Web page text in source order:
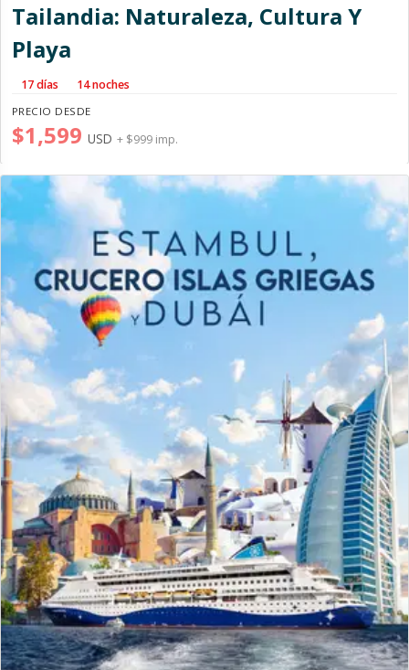
Tailandia: Naturaleza, Cultura Y
Playa
17 días 14 noches
PRECIO DESDE
$1,599 USD + $999 imp.